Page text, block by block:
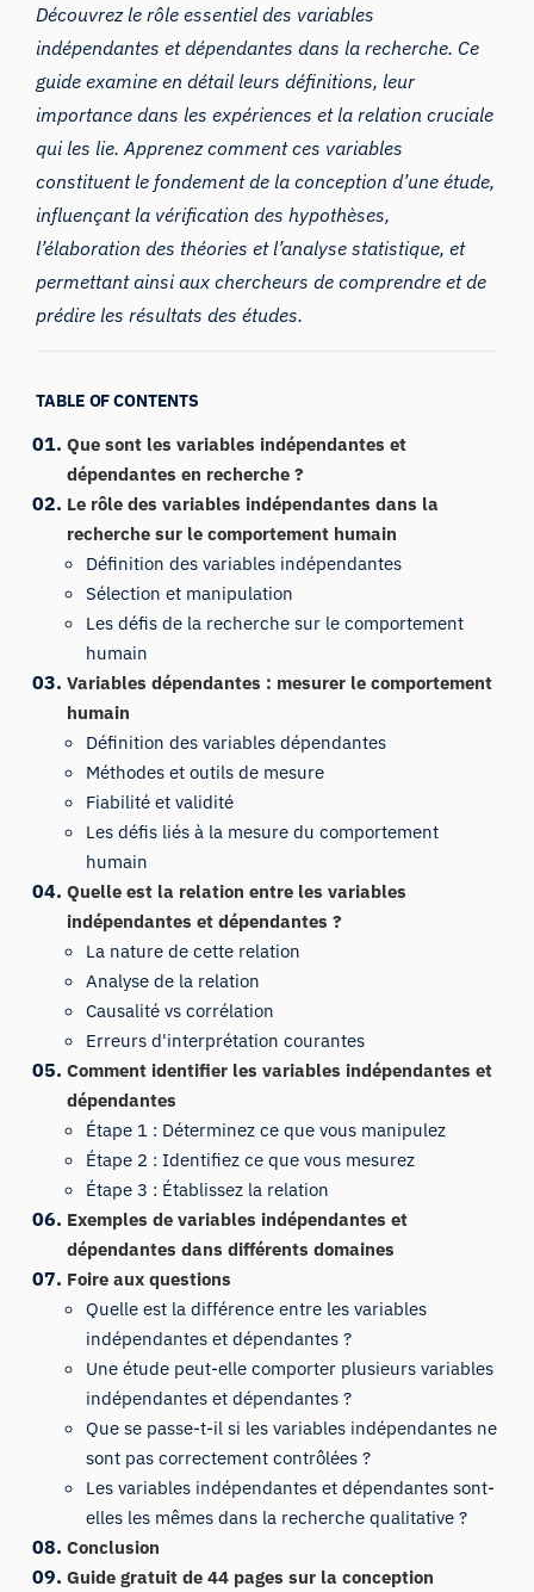
Découvrez le rôle essentiel des variables
indépendantes et dépendantes dans la recherche. Ce
guide examine en détail leurs définitions, leur
importance dans les expériences et la relation cruciale
qui les lie. Apprenez comment ces variables
constituent le fondement de la conception d’une étude,
influençant la vérification des hypothèses,
l’élaboration des théories et l’analyse statistique, et
permettant ainsi aux chercheurs de comprendre et de
prédire les résultats des études.
TABLE OF CONTENTS
Que sont les variables indépendantes et
dépendantes en recherche ?
Le rôle des variables indépendantes dans la
recherche sur le comportement humain
Définition des variables indépendantes
Sélection et manipulation
Les défis de la recherche sur le comportement
humain
Variables dépendantes : mesurer le comportement
humain
Définition des variables dépendantes
Méthodes et outils de mesure
Fiabilité et validité
Les défis liés à la mesure du comportement
humain
Quelle est la relation entre les variables
indépendantes et dépendantes ?
La nature de cette relation
Analyse de la relation
Causalité vs corrélation
Erreurs d'interprétation courantes
Comment identifier les variables indépendantes et
dépendantes
Étape 1 : Déterminez ce que vous manipulez
Étape 2 : Identifiez ce que vous mesurez
Étape 3 : Établissez la relation
Exemples de variables indépendantes et
dépendantes dans différents domaines
Foire aux questions
Quelle est la différence entre les variables
indépendantes et dépendantes ?
Une étude peut-elle comporter plusieurs variables
indépendantes et dépendantes ?
Que se passe-t-il si les variables indépendantes ne
sont pas correctement contrôlées ?
Les variables indépendantes et dépendantes sont-
elles les mêmes dans la recherche qualitative ?
Conclusion
Guide gratuit de 44 pages sur la conception